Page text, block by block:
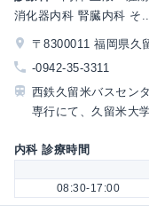
消化器内科 腎臓内科 そ...
〒8300011 福岡県久
-0942-35-3311
西鉄久留米バスセン
専行にて、久留米大
内科 診療時間
08:30-17:00